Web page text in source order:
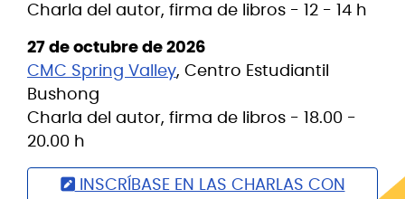
Charla del autor, firma de libros - 12 - 14 h
27 de octubre de 2026
CMC Spring Valley, Centro Estudiantil
Bushong
Charla del autor, firma de libros - 18.00 -
20.00 h
INSCRÍBASE EN LAS CHARLAS CON